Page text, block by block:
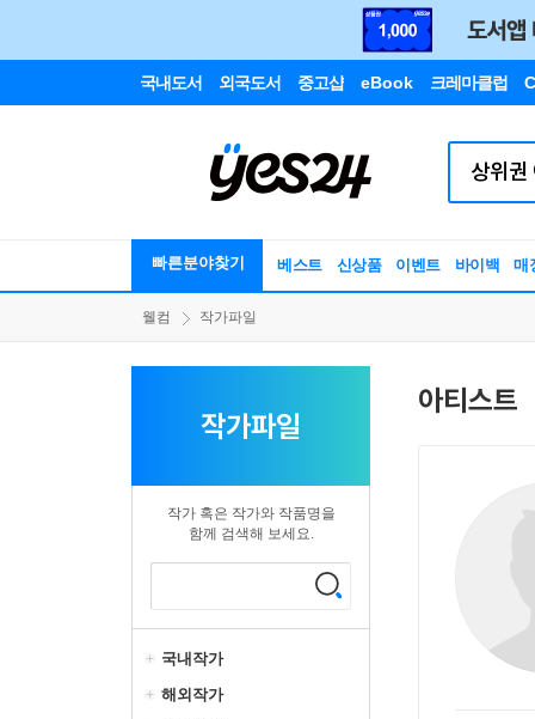
국내도서 외국도서 중고샵 eBook 크레마클럽
빠른분야찾기 베스트 신상품 이벤트 바이백 매
웰컴 작가파일
작가파일
작가 혹은 작가와 작품명을
함께 검색해 보세요.
국내작가
해외작가
아티스트